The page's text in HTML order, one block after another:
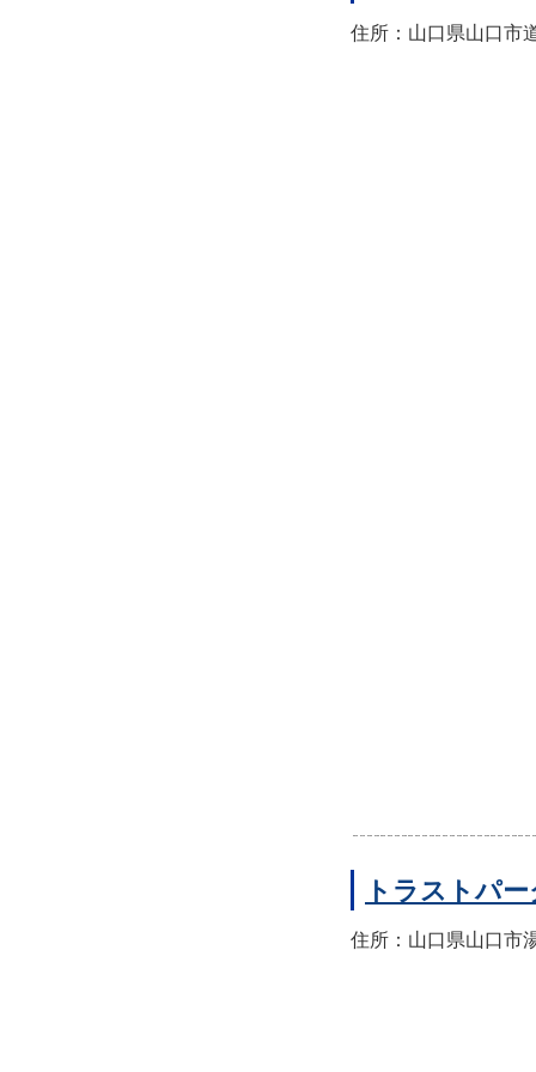
住所：山口県山口市
トラストパ
住所：山口県山口市